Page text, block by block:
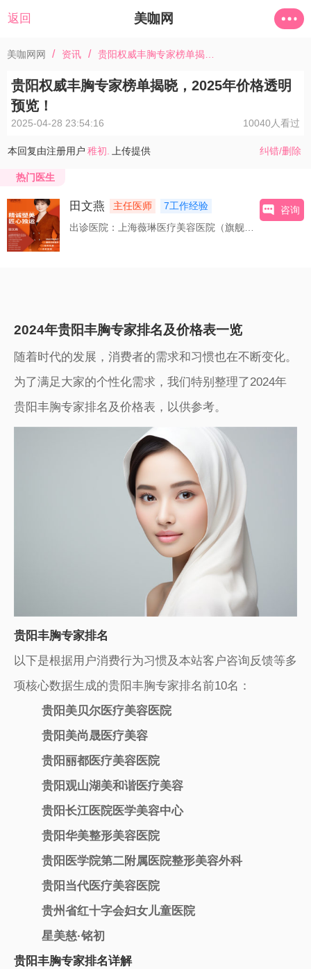
返回 美咖网
美咖网网 / 资讯 /
贵阳权威丰胸专家榜单揭晓，2025年价格透明
预览！
2025-04-28 23:54:16 10040人看过
本回复由注册用户 稚初. 上传提供 纠错/删除
热门医生
田文燕 主任医师
7工作经验
咨询
2024年贵阳丰胸专家排名及价格表一览
随着时代的发展，消费者的需求和习惯也在不断变化。
为了满足大家的个性化需求，我们特别整理了2024年
贵阳丰胸专家排名及价格表，以供参考。
贵阳丰胸专家排名
以下是根据用户消费行为习惯及本站客户咨询反馈等多
项核心数据生成的贵阳丰胸专家排名前10名：
贵阳美贝尔医疗美容医院
贵阳美尚晟医疗美容
贵阳丽都医疗美容医院
贵阳观山湖美和谐医疗美容
贵阳长江医院医学美容中心
贵阳华美整形美容医院
贵阳医学院第二附属医院整形美容外科
贵阳当代医疗美容医院
贵州省红十字会妇女儿童医院
星美慈·铭初
贵阳丰胸专家排名详解